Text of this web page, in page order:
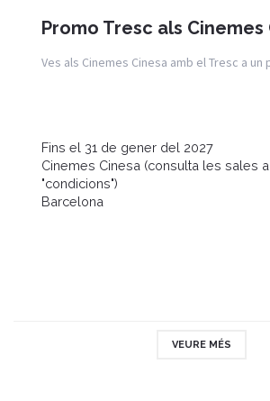
Promo Tresc als Cinemes
Ves als Cinemes Cinesa amb el Tresc a un
Fins el 31 de gener del 2027
Cinemes Cinesa (consulta les sales
"condicions")
Barcelona
VEURE MÉS